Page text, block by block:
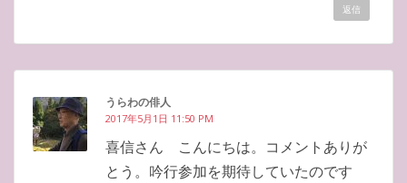
返信
うらわの俳人
2017年5月1日 11:50 PM
喜信さん こんにちは。コメントありが
とう。吟行参加を期待していたのです